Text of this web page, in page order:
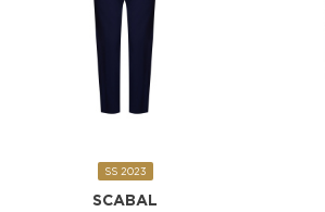
SS 2023
SCABAL